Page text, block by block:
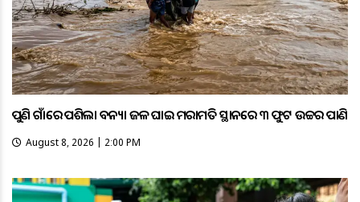
ପୁଣି ଗାଁରେ ପଶିଲା ବନ୍ୟା ଜଳ ଘାଇ ମରାମତି ସ୍ଥାନରେ ୩ ଫୁଟ ଉଚ୍ଚର ପାଣି
August 8, 2026 | 2:00 PM